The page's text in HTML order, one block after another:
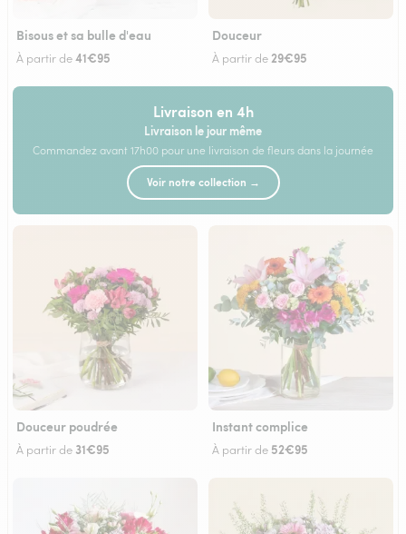
Bisous et sa bulle d'eau
À partir de41€95
Douceur
À partir de 29€95
Livraison en 4h
Livraison le jour même
Commandez avant 17h00 pour une livraison de fleurs dans la journée
Voir notre collection →
Douceur poudrée
À partir de 31€95
Instant complice
À partir de 52€95